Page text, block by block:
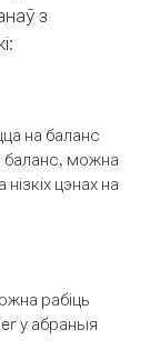
з
на баланс
баланс, можна
цэнах на
рабіць
у абраныя